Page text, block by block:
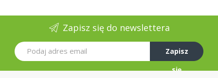
Zapisz się do newslettera
Zapisz
się